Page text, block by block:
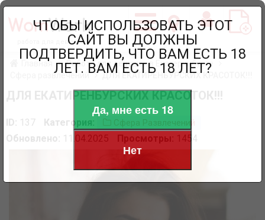
работа для девушек
Главная
Работа для девушек в Екатеринбурге
Сфера развлечений
ДЛЯ ЕКАТИРЕНБУРСКИХ КРАСОТОК!!!
ДЛЯ ЕКАТИРЕНБУРСКИХ КРАСОТОК!!!
ID: 137 Категория: Сфера Развлечений
Обновлено: 11.04.2025 Просмотры: 1454
ЧТОБЫ ИСПОЛЬЗОВАТЬ ЭТОТ
САЙТ ВЫ ДОЛЖНЫ
ПОДТВЕРДИТЬ, ЧТО ВАМ ЕСТЬ 18
ЛЕТ. ВАМ ЕСТЬ 18 ЛЕТ?
Да, мне есть 18
Нет